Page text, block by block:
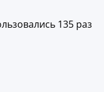
135 раз